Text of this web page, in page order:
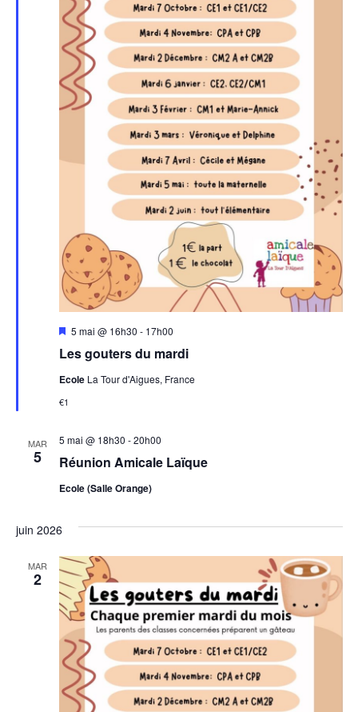
Les gouters du mardi
Mis
avant
5 mai @ 16h30 - 17h00
Ecole La Tour d'Aigues, France
€1
MAR
5 Réunion Amicale Laïque
5 mai @ 18h30 -20h00
Ecole (Salle Orange)
juin 2026
MAR
2